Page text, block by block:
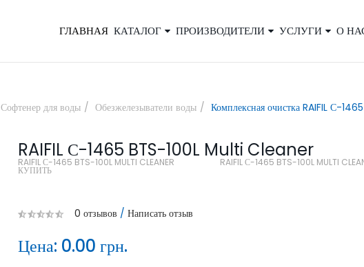
ГЛАВНАЯ КАТАЛОГ ПРОИЗВОДИТЕЛИ УСЛУГИ О
Софтенер для воды Обезжелезыватели воды Комплексная очистка RAIFIL С-
RAIFIL С-1465 BTS-100L Multi Cleaner
RAIFIL С-1465 BTS-100L MULTI CLEANER
КУПИТЬ
RAIFIL С-1465 BTS-100L MULTI
0 отзывов /Написать отзыв
Цена: 0.00 грн.
Закажите обратный звонок, и наш
консультант свяжется с вами